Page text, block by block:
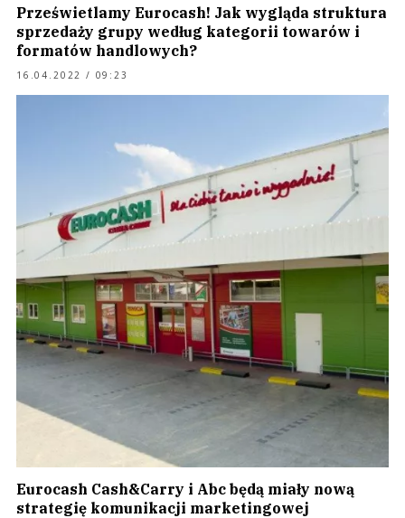
Prześwietlamy Eurocash! Jak wygląda struktura
sprzedaży grupy według kategorii towarów i
formatów handlowych?
16.04.2022 / 09:23
Eurocash Cash&Carry i Abc będą miały nową
strategię komunikacji marketingowej